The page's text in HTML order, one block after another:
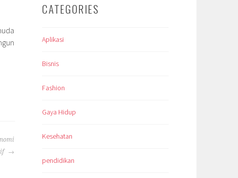
CATEGORIES
Aplikasi
Bisnis
Fashion
Gaya Hidup
Kesehatan
pendidikan